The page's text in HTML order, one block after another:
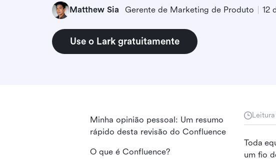
Matthew Sia Gerente de Marketing de Produto 12
Use o Lark gratuitamente
Toda
um fio
Minha opinião pessoal: Um resumo
rápido desta revisão do Confluence
O que é Confluence?